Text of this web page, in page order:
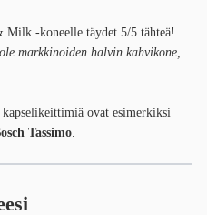
Milk -koneelle täydet 5/5 tähteä!
markkinoiden halvin kahvikone,
ovat esimerkiksi
Tassimo